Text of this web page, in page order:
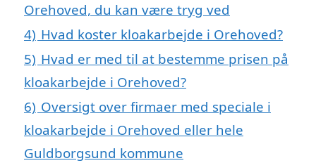
Orehoved, du kan være tryg ved
4) Hvad koster kloakarbejde i Orehoved?
5) Hvad er med til at bestemme prisen på
kloakarbejde i Orehoved?
6) Oversigt over firmaer med speciale i
kloakarbejde i Orehoved eller hele
Guldborgsund kommune